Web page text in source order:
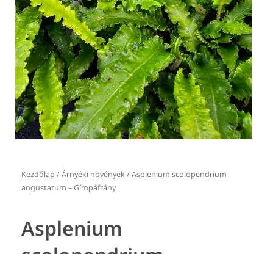
Kezdőlap /Árnyéki növények/ Asplenium scolopendrium
angustatum – Gímpáfrány
Asplenium